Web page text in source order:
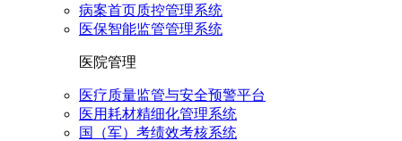
病案首页质控管理系统
医保智能监管管理系统
医院管理
医疗质量监管与安全预警平台
医用耗材精细化管理系统
国（军）考绩效考核系统